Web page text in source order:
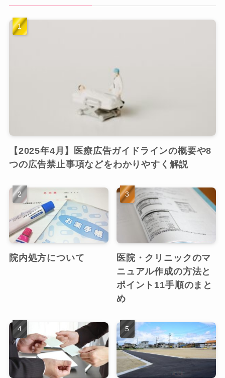
【2025年4月】医療広告ガイドラインの概要や8
つの広告禁止事項などをわかりやすく解説
院内処方について
医院・クリニックのマ
ニュアル作成の方法と
ポイント11手順のまと
め